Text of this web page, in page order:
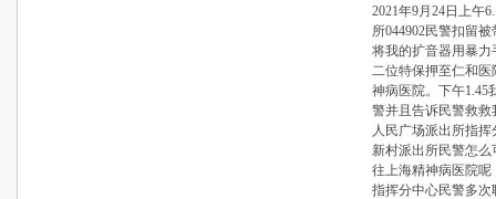
2021年9月24日上午
所044902民警扣留
将我的扩音器用暴力
二位特保押至仁和
神病医院。下午1.45
警并且告诉民警救
人民广场派出所指
新村派出所民警怎
往上海精神病医院
指挥分中心民警多